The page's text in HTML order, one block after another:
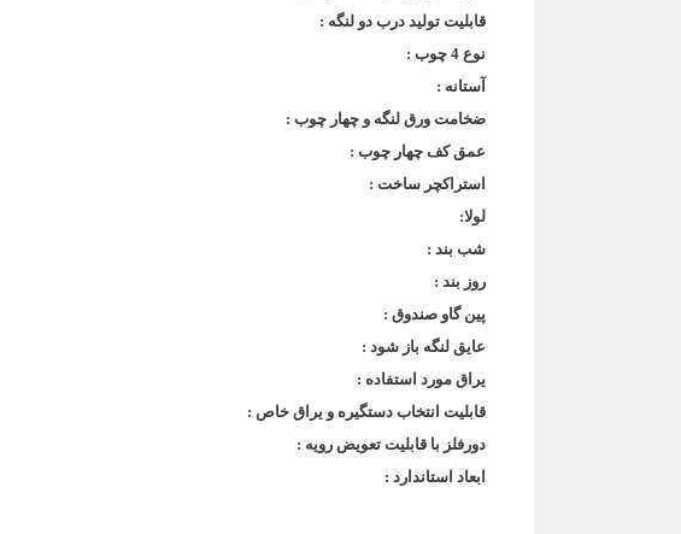
قابلیت تولید درب دو لنگه :
نوع 4 چوب :
آستانه :
ضخامت ورق لنگه و چهار چوب :
عمق کف چهار چوب :
استراکچر ساخت :
لولا:
شب بند :
روز بند :
پین گاو صندوق :
عایق لنگه باز شود :
یراق مورد استفاده :
قابلیت انتخاب دستگیره و یراق خاص :
دورفلز با قابلیت تعویض رویه :
ابعاد استاندارد :